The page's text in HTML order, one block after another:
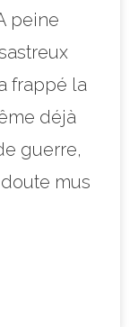
peine
frappé la
déjà
guerre,
mus